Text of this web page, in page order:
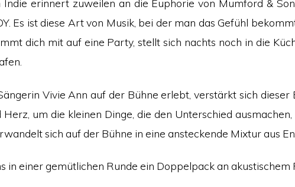
erinnert zuweilen an die Euphorie von Mumford &
Es ist diese Art von Musik, bei der man das Gefühl
dich mit auf eine Party, stellt sich nachts noch in die
Vivie Ann auf der Bühne erlebt, verstärkt sich dieser
um die kleinen Dinge, die den Unterschied
sich auf der Bühne in eine ansteckende Mixtur aus
in einer gemütlichen Runde ein Doppelpack an akustischem